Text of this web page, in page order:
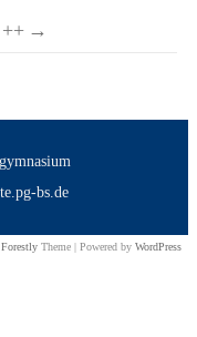
++ →
bs.de
Forestly Theme | Powered by WordPress